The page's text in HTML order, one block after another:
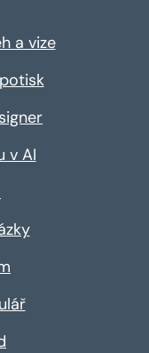
a vize
v AI